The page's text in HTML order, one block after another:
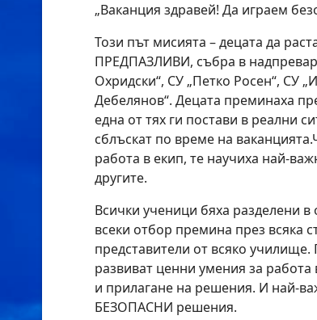
„Ваканция здравей! Да играем
Този път мисията – децата да
ПРЕДПАЗЛИВИ, събра в
Охридски“, СУ „Петко Росен“, СУ
Дебелянов“. Децата преминаха
една от тях ги постави в реални
сблъскат по време на
работа в екип, те научиха най-
другите.
Всички ученици бяха разделени
всеки отбор премина през всяка
представители от всяко
развиват ценни умения за
и прилагане на решения. И най-
БЕЗОПАСНИ решения.